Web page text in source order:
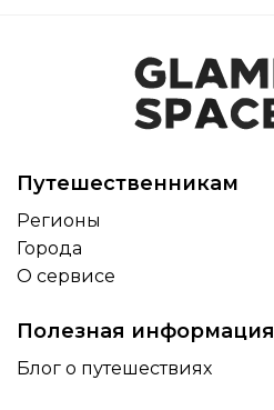
Путешественникам
Регионы
Города
О сервисе
Полезная информация
Блог о путешествиях